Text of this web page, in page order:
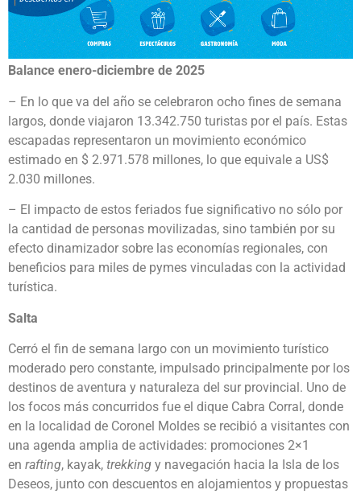
Balance enero-diciembre de 2025
– En lo que va del año se celebraron ocho fines de semana
largos, donde viajaron 13.342.750 turistas por el país. Estas
escapadas representaron un movimiento económico
estimado en $ 2.971.578 millones, lo que equivale a US$
2.030 millones.
– El impacto de estos feriados fue significativo no sólo por
la cantidad de personas movilizadas, sino también por su
efecto dinamizador sobre las economías regionales, con
beneficios para miles de pymes vinculadas con la actividad
turística.
Salta
Cerró el fin de semana largo con un movimiento turístico
moderado pero constante, impulsado principalmente por los
destinos de aventura y naturaleza del sur provincial. Uno de
los focos más concurridos fue el dique Cabra Corral, donde
en la localidad de Coronel Moldes se recibió a visitantes con
una agenda amplia de actividades: promociones 2×1
en rafting, kayak, trekking y navegación hacia la Isla de los
Deseos, junto con descuentos en alojamientos y propuestas